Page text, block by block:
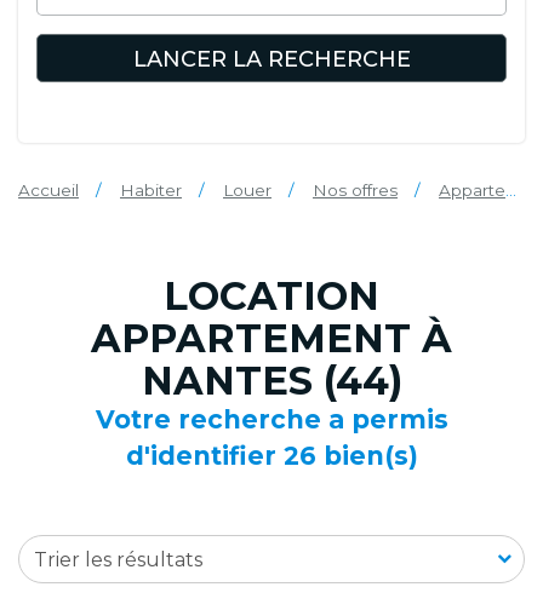
LANCER LA RECHERCHE
Accueil Habiter Louer Nos offres Appartement
LOCATION
APPARTEMENT À
NANTES (44)
Votre recherche a permis
d'identifier 26 bien(s)
Trier les résultats